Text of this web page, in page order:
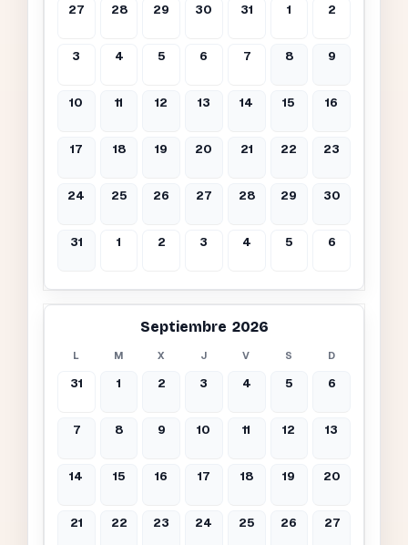
27 28 29 30 31 1 2
3 4 5 6 7 8 9
10 11 12 13 14 15 16
17 18 19 20 21 22 23
24 25 26 27 28 29 30
31 1 2 3 4 5 6
Septiembre 2026
L M X J V S D
31 1 2 3 4 5 6
7 8 9 10 11 12 13
14 15 16 17 18 19 20
21 22 23 24 25 26 27